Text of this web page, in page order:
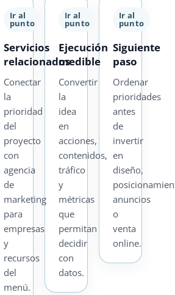
Ir al
punto
Servicios
relacionados
Conectar
la
prioridad
del
proyecto
con
agencia
de
marketing
para
empresas
y
recursos
del
menú.
Ir al
punto
Ejecución
medible
Convertir
la
idea
en
acciones,
contenidos,
tráfico
y
métricas
que
permitan
decidir
con
datos.
Ir al
punto
Siguiente
paso
Ordenar
prioridades
antes
de
invertir
en
diseño,
anuncios
o
venta
online.